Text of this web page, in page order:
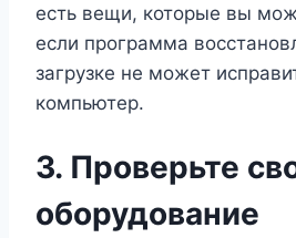
есть вещи, которые вы
если программа
загрузке не может
компьютер.
3. Проверьте
оборудование